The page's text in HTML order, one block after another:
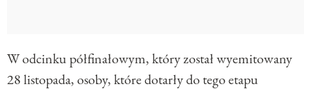
W odcinku półfinałowym, który został wyemitowany
28 listopada, osoby, które dotarły do tego etapu